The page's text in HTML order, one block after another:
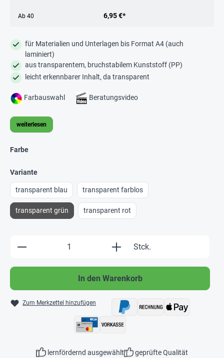
Ab 40 6,95 €*
für Materialien und Unterlagen bis Format A4 (auch
laminiert)
aus transparentem, bruchstabilem Kunststoff (PP)
leicht erkennbarer Inhalt, da transparent
Farbauswahl Beratungsvideo
weiterlesen
Farbe
Variante
transparent blau transparent farblos
transparent grün transparent rot
Produkt Anzahl: Gib den gewünschten
Stck.
In den Warenkorb
Zum Merkzettel hinzufügen
lernfördernd ausgewählt
geprüfte Qualität